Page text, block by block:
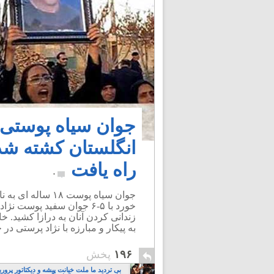
جوان سیاه
انگلستان کشته
راه یافت
۰
خورد با ۵-۶ جوان سفید
زندانی کردن آنان به درازا کشید.
به پیکار و مبارزه با نژاد پرستی
۱۹۶ پخش
بی تردید ما ملت خیانت پیشه و دیکتاتور